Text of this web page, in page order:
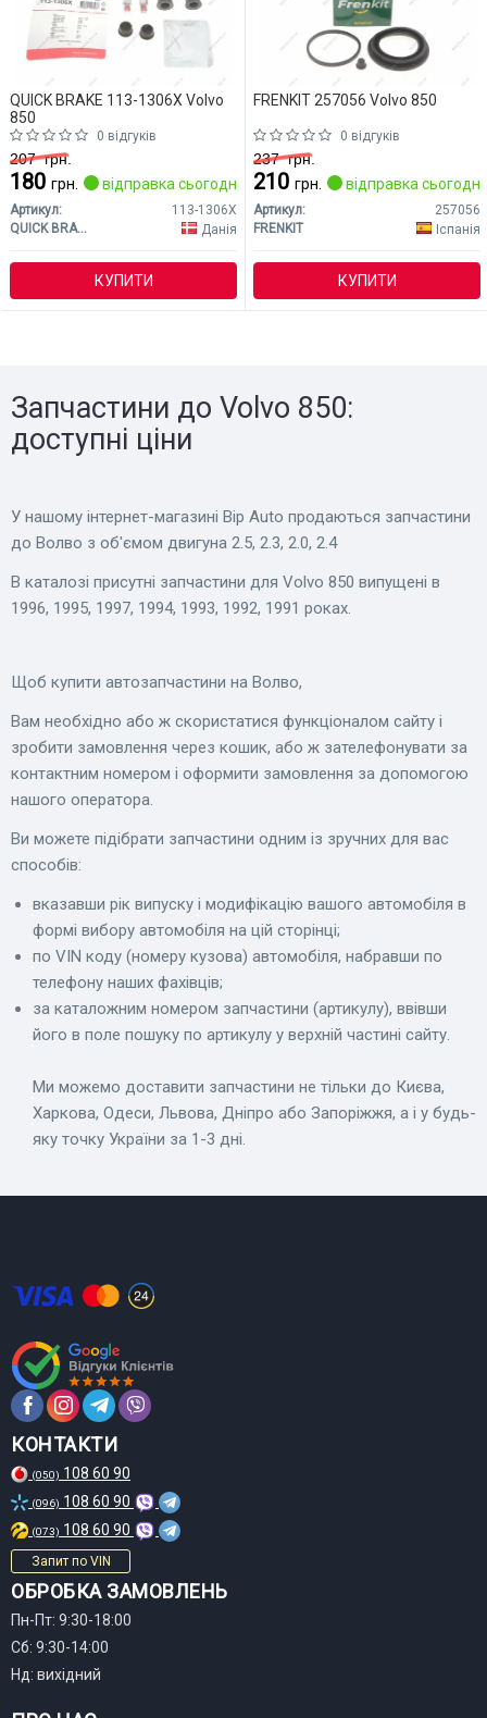
QUICK BRAKE 113-1306X Volvo
850
0 відгуків
207грн.
180 грн. відправка сьогодні
Артикул:
113-1306X
QUICK BRAKE
Данія
КУПИТИ
FRENKIT 257056 Volvo 850
0 відгуків
237грн.
210 грн. відправка сьогодні
Артикул:
257056
FRENKIT
Іспанія
КУПИТИ
Запчастини до Volvo 850:
доступні ціни
У нашому інтернет-магазині Bip Auto продаються запчастини
до Волво з об'ємом двигуна 2.5, 2.3, 2.0, 2.4
В каталозі присутні запчастини для Volvo 850 випущені в
1996, 1995, 1997, 1994, 1993, 1992, 1991 роках.
Щоб купити автозапчастини на Волво,
Вам необхідно або ж скористатися функціоналом сайту і
зробити замовлення через кошик, або ж зателефонувати за
контактним номером і оформити замовлення за допомогою
нашого оператора.
Ви можете підібрати запчастини одним із зручних для вас
способів:
вказавши рік випуску і модифікацію вашого автомобіля в
формі вибору автомобіля на цій сторінці;
по VIN коду (номеру кузова) автомобіля, набравши по
телефону наших фахівців;
за каталожним номером запчастини (артикулу), ввівши
його в поле пошуку по артикулу у верхній частині сайту.
Ми можемо доставити запчастини не тільки до Києва,
Харкова, Одеси, Львова, Дніпро або Запоріжжя, а і у будь-
яку точку України за 1-3 дні.
КОНТАКТИ
(050) 108 60 90
(096) 108 60 90
(073) 108 60 90
Запит по VIN
ОБРОБКА ЗАМОВЛЕНЬ
Пн-Пт: 9:30-18:00
Сб: 9:30-14:00
Нд: вихідний